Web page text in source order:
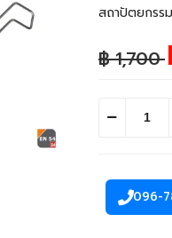
สถาปัตยกรร
฿ 1,700
ลดจำนวน
096-